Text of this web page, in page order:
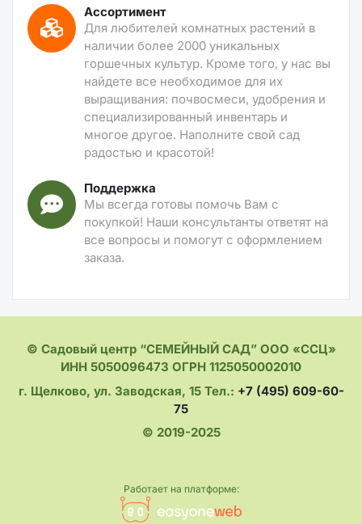
Ассортимент
Для любителей комнатных растений в
наличии более 2000 уникальных
горшечных культур. Кроме того, у нас вы
найдете все необходимое для их
выращивания: почвосмеси, удобрения и
специализированный инвентарь и
многое другое. Наполните свой сад
радостью и красотой!
Поддержка
Мы всегда готовы помочь Вам с
покупкой! Наши консультанты ответят на
все вопросы и помогут с оформлением
заказа.
© Садовый центр “СЕМЕЙНЫЙ САД” ООО «ССЦ»
ИНН 5050096473 ОГРН 1125050002010
г. Щелково, ул. Заводская, 15 Тел.: +7 (495) 609-60-
75
© 2019-2025
Работает на платформе: